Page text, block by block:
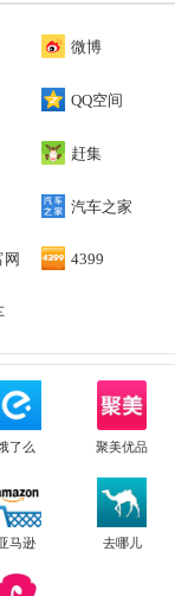
微博
QQ空间
赶集
汽车之家
网 4399
了么 聚美优品
马逊 去哪儿